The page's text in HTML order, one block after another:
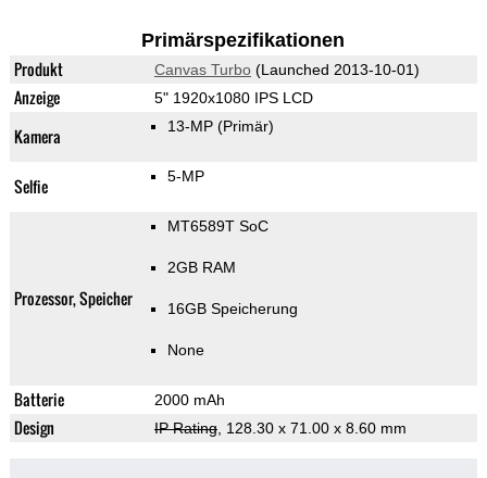
Primärspezifikationen
Produkt Canvas Turbo(Launched 2013-10-01)
Anzeige 5" 1920x1080 IPS LCD
Kamera 13-MP (Primär)
Selfie 5-MP
Prozessor, Speicher
MT6589T SoC
2GB RAM
16GB Speicherung
None
Batterie 2000 mAh
Design IP Rating, 128.30 x 71.00 x 8.60 mm